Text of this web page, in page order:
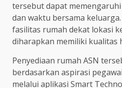
tersebut dapat
dan waktu bersama
fasilitas rumah dekat lokasi
diharapkan memiliki kualitas
Penyediaan rumah ASN
berdasarkan aspirasi
melalui aplikasi Smart